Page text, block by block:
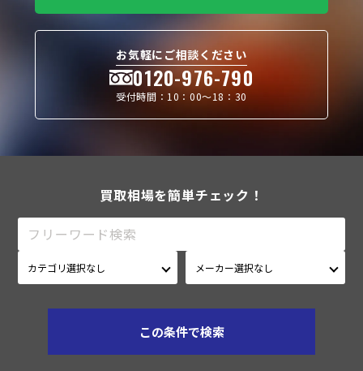
お気軽にご相談ください
0120-976-790
受付時間：10：00〜18：30
買取相場を簡単チェック！
この条件で検索